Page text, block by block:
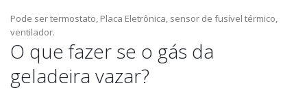
Pode ser termostato, Placa Eletrônica, sensor de fusível térmico,
ventilador.
O que fazer se o gás da
geladeira vazar?